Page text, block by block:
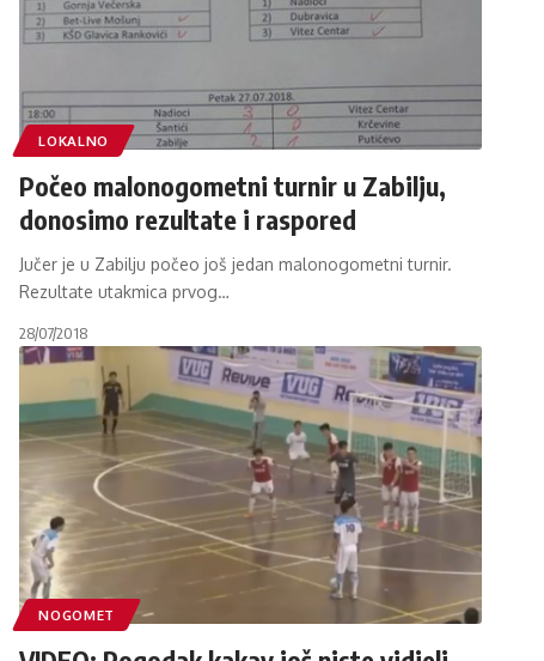
LOKALNO
Počeo malonogometni turnir u Zabilju,
donosimo rezultate i raspored
Jučer je u Zabilju počeo još jedan malonogometni turnir.
Rezultate utakmica prvog…
28/07/2018
NOGOMET